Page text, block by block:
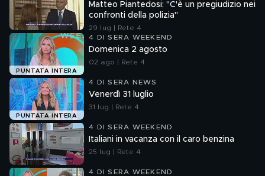
Matteo Piantedosi: "C'è un pregiudizio nei
confronti della polizia"
29 lug | Rete 4
PUNTATA INTERA
4 DI SERA WEEKEND
Domenica 2 agosto
02 ago | Rete 4
PUNTATA INTERA
4 DI SERA NEWS
Venerdì 31 luglio
31 lug | Rete 4
4 DI SERA WEEKEND
Italiani in vacanza con il caro benzina
25 lug | Rete 4
4 DI SERA WEEKEND